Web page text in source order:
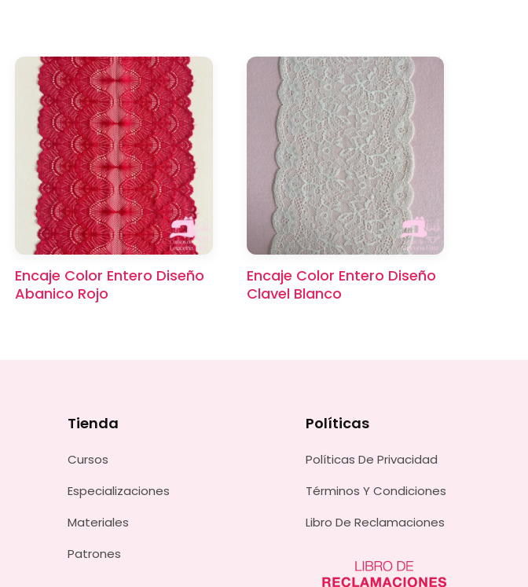
Encaje Color Entero Diseño
Abanico Rojo
Encaje Color Entero Diseño
Clavel Blanco
Tienda
Cursos
Especializaciones
Materiales
Patrones
Políticas
Políticas De Privacidad
Términos Y Condiciones
Libro De Reclamaciones